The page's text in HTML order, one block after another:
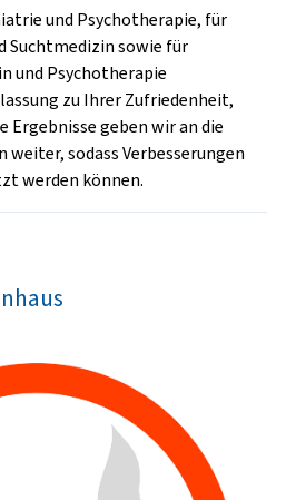
und Psychotherapie, für
Suchtmedizin sowie für
und Psychotherapie
zu Ihrer Zufriedenheit,
Ergebnisse geben wir an die
sodass Verbesserungen
werden können.